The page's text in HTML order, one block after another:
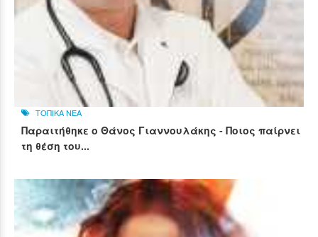
ΤΟΠΙΚΑ ΝΕΑ
Παραιτήθηκε ο Θάνος Γιαννουλάκης - Ποιος παίρνει
τη θέση του...